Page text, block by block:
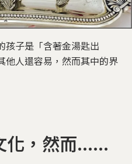
孩子是「含著金湯匙出
他人還容易，然而其中的界
化，然而......